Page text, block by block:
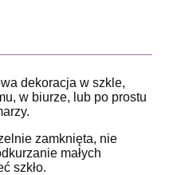
płatności
dekoracja w szkle,
w biurze, lub po prostu
zamknięta, nie
małych
szkło.